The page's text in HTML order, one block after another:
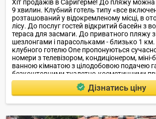
Хіт продажів в Саригерме! До пляжу можна
9 хвилин. Клубний готель типу «все
розташований у відокремленому місці, в
лісу. До послуг гостей відкритий басейн з
тераса для засмаги. До приватного пляжу
шезлонгами і парасольками - близько 1
клубного готелю One пропонуються
номери з телевізором, кондиціонером,
ванною кімнатою з цілодобовою подачею
безкоштовними туалетно-косметичними
Дізнатись ціну